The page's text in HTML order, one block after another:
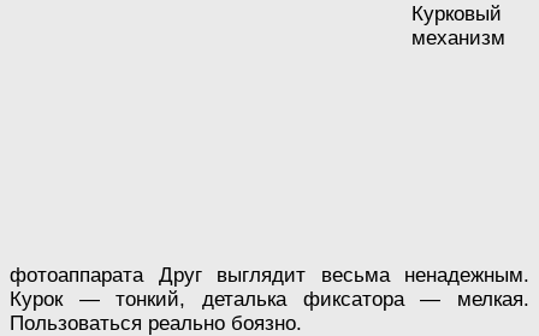
Курковый
механизм
фотоаппарата Друг выглядит весьма ненадежным.
Курок — тонкий, деталька фиксатора — мелкая.
Пользоваться реально боязно.